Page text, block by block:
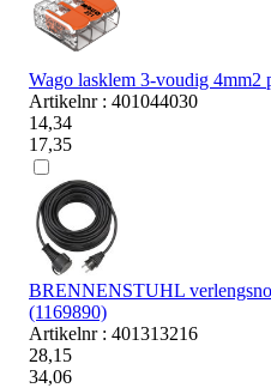
Wago lasklem 3-voudig 4mm2
Artikelnr : 401044030
14,34
17,35
BRENNENSTUHL
(1169890)
Artikelnr : 401313216
28,15
34,06